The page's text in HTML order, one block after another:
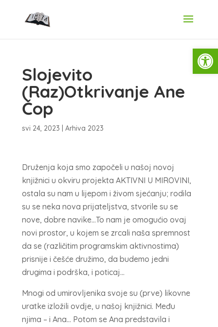
Slojevito
(Raz)Otkrivanje Ane
Čop
svi 24, 2023 Arhiva 2023
Druženja koja smo započeli u našoj novoj
knjižnici u okviru projekta AKTIVNI U MIROVINI,
ostala su nam u lijepom i živom sjećanju; rodila
su se neka nova prijateljstva, stvorile su se
nove, dobre navike…To nam je omogućio ovaj
novi prostor, u kojem se zrcali naša spremnost
da se (različitim programskim aktivnostima)
prisnije i češće družimo, da budemo jedni
drugima i podrška, i poticaj…
Mnogi od umirovljenika svoje su (prve) likovne
uratke izložili ovdje, u našoj knjižnici. Među
njima – i Ana… Potom se Ana predstavila i